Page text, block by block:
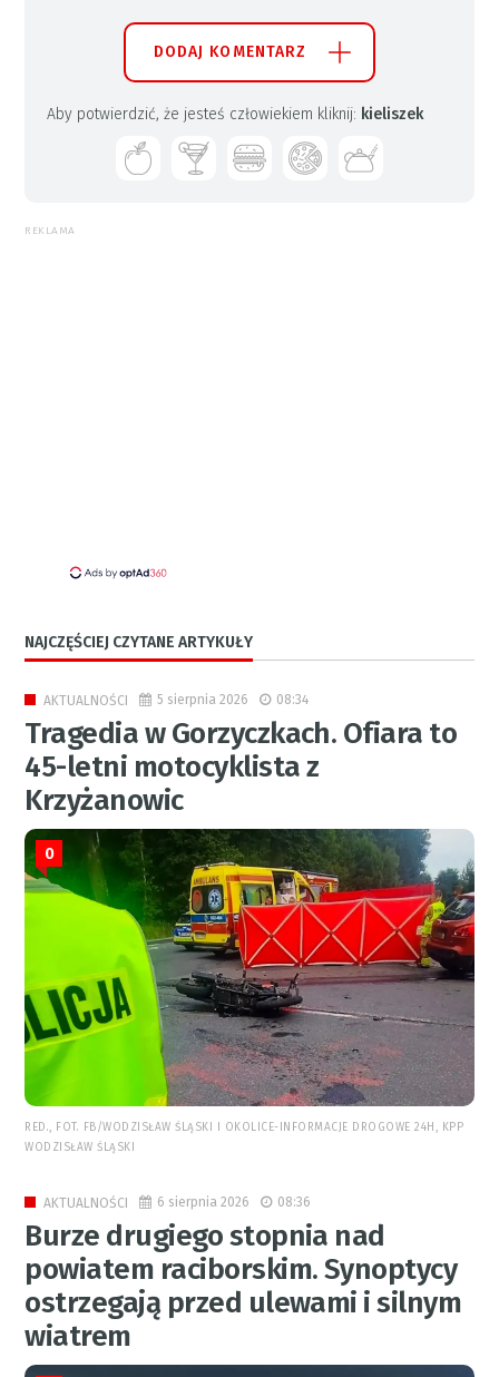
DODAJ KOMENTARZ
Aby potwierdzić, że jesteś człowiekiem kliknij: kieliszek
REKLAMA
NAJCZĘŚCIEJ CZYTANE ARTYKUŁY
AKTUALNOŚCI 5 sierpnia 2026 08:34
Tragedia w Gorzyczkach. Ofiara to
45-letni motocyklista z
Krzyżanowic
0
RED., FOT. FB/WODZISŁAW ŚLĄSKI I OKOLICE-INFORMACJE DROGOWE 24H, KPP
WODZISŁAW ŚLĄSKI
AKTUALNOŚCI 6 sierpnia 2026 08:36
Burze drugiego stopnia nad
powiatem raciborskim. Synoptycy
ostrzegają przed ulewami i silnym
wiatrem